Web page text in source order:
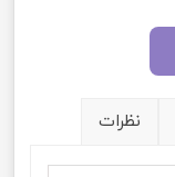
نظرات